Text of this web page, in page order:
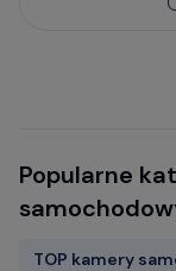
Popularne
TOP kamery